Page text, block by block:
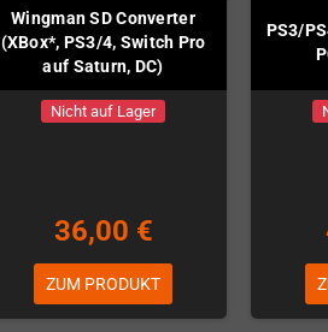
Wingman SD Converter
(XBox*, PS3/4, Switch Pro
auf Saturn, DC)
Nicht auf Lager
36,00 €
ZUM PRODUKT
PS3/